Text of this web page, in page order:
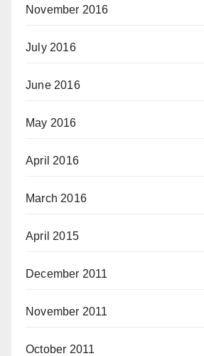
November 2016
July 2016
June 2016
May 2016
April 2016
March 2016
April 2015
December 2011
November 2011
October 2011